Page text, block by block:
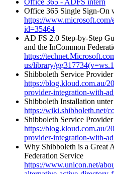
Office 365 Single Sign-On
https://www.microsoft.com/
id=35464
AD FS 2.0 Step-by-Step
and the InCommon
https://
us/library/
Shibboleth Service
https://blog.kloud.com.au/
provider-integration-with-
Shibboleth Installation
https://wiki.shibboleth.net/
Shibboleth Service
https://blog.kloud.com.au/
provider-integration-with-
Why Shibboleth is a Great
Federation Service
https://www.unicon.net/